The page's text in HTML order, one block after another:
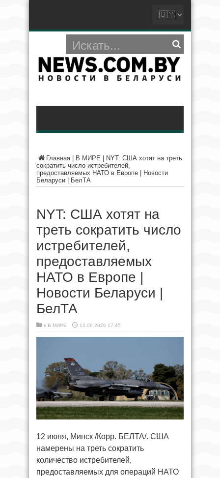
Главная В МИРЕ
NYT: США хотят на треть
сократить число истребителей,
предоставляемых НАТО в Европе | Новости
Беларуси | БелТА
NYT: США хотят на
треть сократить число
истребителей,
предоставляемых
НАТО в Европе |
Новости Беларуси |
БелТА
в В МИРЕ 12.06.2026 17:45
12 июня, Минск /Корр. БЕЛТА/. США
намерены на треть сократить
количество истребителей,
предоставляемых для операций НАТО